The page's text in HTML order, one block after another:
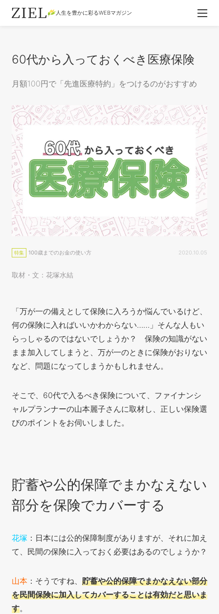
人生を豊かに彩るWEBマガジン
60代から入っておくべき医療保険
月額100円で「先進医療特約」をつけるのがおすすめ
特集 100歳までのお金の使い方 2020.10.05
取材・文：花塚水結
「万が一の備えとして保険に入ろうか悩んでいるけど、
何の保険に入ればいいかわからない……」そんな人もい
らっしゃるのではないでしょうか？ 保険の知識がない
まま加入してしまうと、万が一のときに保険がおりない
など、問題になってしまうかもしれません。
そこで、60代で入るべき保険について、ファイナンシ
ャルプランナーの山本麗子さんに取材し、正しい保険選
びのポイントをお伺いしました。
貯蓄や公的保障でまかなえない
部分を保険でカバーする
花塚 ：日本には公的保障制度がありますが、それに加え
て、民間の保険に入っておく必要はあるのでしょうか？
山本 ：そうですね、 貯蓄や公的保障でまかなえない部分
を民間保険に加入してカバーすることは有効だと思いま
す。